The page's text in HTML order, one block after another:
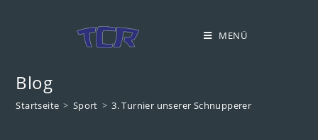
MENÜ
Blog
Startseite > Sport > 3. Turnier unserer Schnupperer